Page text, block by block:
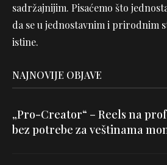
sadržajnijim. Pisaćemo što
da se u jednostavnim i prirodnim
istine.
NAJNOVIJE OBJAVE
„Pro-Creator“ – Reels na
bez potrebe za veštinama